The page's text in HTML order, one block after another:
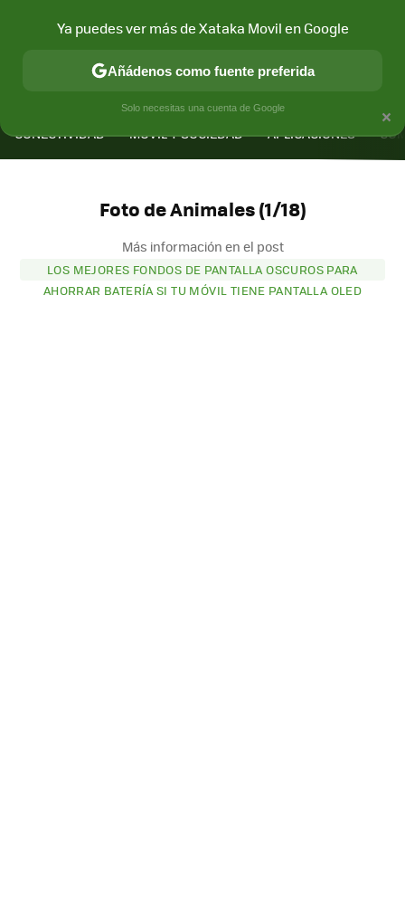
CONECTIVIDAD MÓVIL Y SOCIEDAD APLICACIONES
Foto de Animales (1/18)
Más información en el post
LOS MEJORES FONDOS DE PANTALLA OSCUROS PARA
AHORRAR BATERÍA SI TU MÓVIL TIENE PANTALLA OLED
×
Ya puedes ver más de Xataka Movil en Google
Añádenos como fuente preferida
Solo necesitas una cuenta de Google